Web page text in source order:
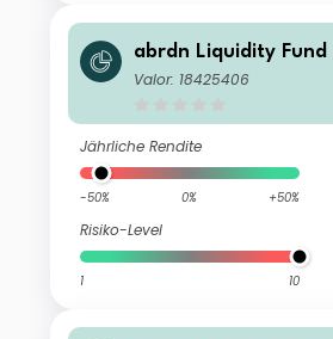
abrdn Liquidity Fund
r Fund K-1 Inc USD
Valor: 18425406
Jährliche Rendite
-50% 0% +50%
Risiko-Level
1 10